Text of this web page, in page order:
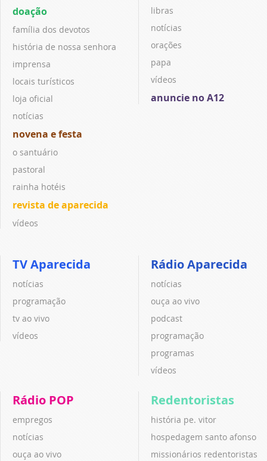
doação
família dos devotos
história de nossa senhora
imprensa
locais turísticos
loja oficial
notícias
novena e festa
o santuário
pastoral
rainha hotéis
revista de aparecida
vídeos
libras
notícias
orações
papa
vídeos
anuncie no A12
TV Aparecida
notícias
programação
tv ao vivo
vídeos
Rádio Aparecida
notícias
ouça ao vivo
podcast
programação
programas
vídeos
Rádio POP
empregos
notícias
ouça ao vivo
Redentoristas
história pe. vitor
hospedagem santo afonso
missionários redentoristas